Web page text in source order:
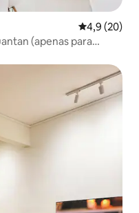
4,9 de uma
4,9 (20)
(apenas para